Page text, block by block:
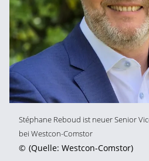
Stéphane Reboud ist neuer Senior
bei Westcon-Comstor
© (Quelle: Westcon-Comstor)